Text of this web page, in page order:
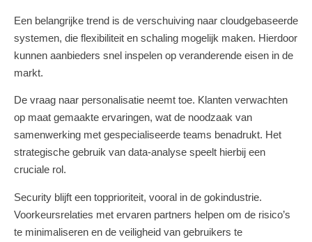
Een belangrijke trend is de verschuiving naar cloudgebaseerde
systemen, die flexibiliteit en schaling mogelijk maken. Hierdoor
kunnen aanbieders snel inspelen op veranderende eisen in de
markt.
De vraag naar personalisatie neemt toe. Klanten verwachten
op maat gemaakte ervaringen, wat de noodzaak van
samenwerking met gespecialiseerde teams benadrukt. Het
strategische gebruik van data-analyse speelt hierbij een
cruciale rol.
Security blijft een topprioriteit, vooral in de gokindustrie.
Voorkeursrelaties met ervaren partners helpen om de risico’s
te minimaliseren en de veiligheid van gebruikers te